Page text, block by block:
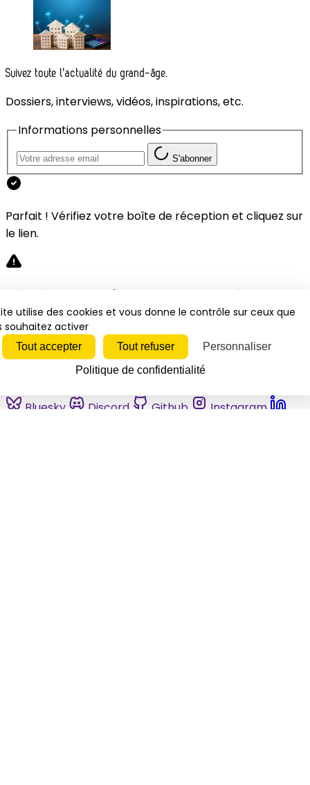
Suivez toute l'actualité du grand-âge.
Dossiers, interviews, vidéos, inspirations, etc.
Informations personnelles
S'abonner
Parfait ! Vérifiez votre boîte de réception et cliquez sur
le lien.
Désolé, une erreur s'est produite. Veuillez réessayer.
Fermer
Bluesky Discord Github
Instagram
utilise des cookies et vous donne le contrôle sur ceux que
souhaitez activer
Tout accepter Tout refuser
Personnaliser
Politique de confidentialité